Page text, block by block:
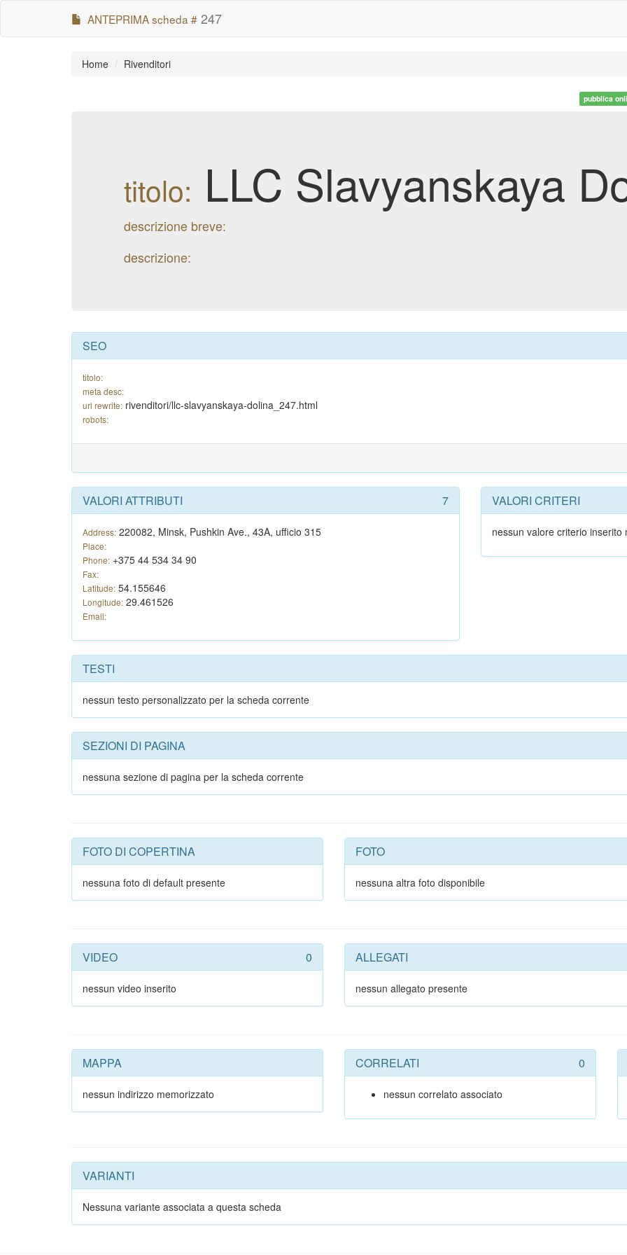
ANTEPRIMA scheda # 247
Home Rivenditori
pubblica
titolo: LLC Slavyanskaya
descrizione breve:
descrizione:
SEO
titolo:
meta desc:
url rewrite: rivenditori/llc-slavyanskaya-dolina_247.html
robots:
VALORI ATTRIBUTI 7
Address: 220082, Minsk, Pushkin Ave., 43A, ufficio 315
Place:
Phone: +375 44 534 34 90
Fax:
Latitude: 54.155646
Longitude: 29.461526
Email:
VALORI CRITERI
nessun valore criterio inserito
TESTI
nessun testo personalizzato per la scheda corrente
SEZIONI DI PAGINA
nessuna sezione di pagina per la scheda corrente
FOTO DI COPERTINA
nessuna foto di default presente
FOTO
nessuna altra foto disponibile
VIDEO 0
nessun video inserito
ALLEGATI
nessun allegato presente
MAPPA
nessun indirizzo memorizzato
CORRELATI 0
nessun correlato associato
VARIANTI
Nessuna variante associata a questa scheda